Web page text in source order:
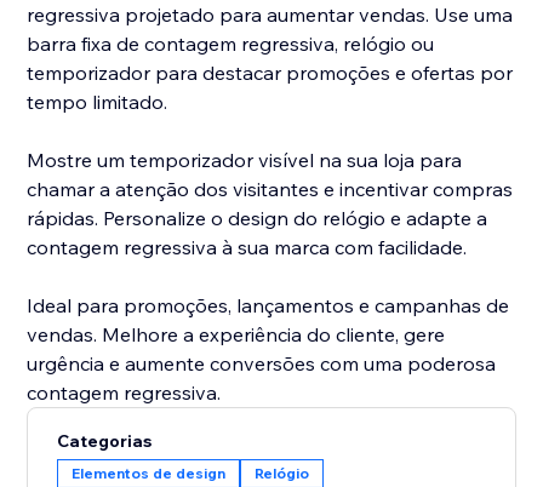
regressiva projetado para aumentar vendas. Use uma
barra fixa de contagem regressiva, relógio ou
temporizador para destacar promoções e ofertas por
tempo limitado.
Mostre um temporizador visível na sua loja para
chamar a atenção dos visitantes e incentivar compras
rápidas. Personalize o design do relógio e adapte a
contagem regressiva à sua marca com facilidade.
Ideal para promoções, lançamentos e campanhas de
vendas. Melhore a experiência do cliente, gere
urgência e aumente conversões com uma poderosa
contagem regressiva.
Categorias
Elementos de design Relógio